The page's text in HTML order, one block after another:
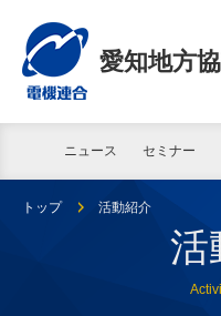
愛知地方
ニュース セミナー
トップ 活動紹介
活